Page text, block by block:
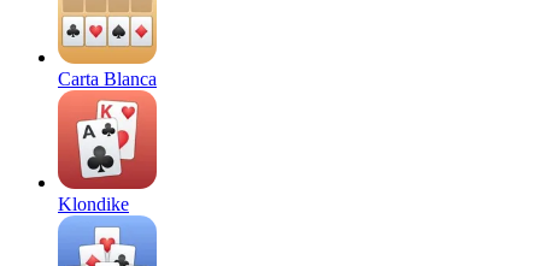
Carta Blanca
Klondike